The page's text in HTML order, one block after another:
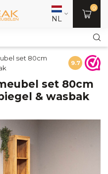
NL
0
set 80cm
9.7
set 80cm
& wasbak